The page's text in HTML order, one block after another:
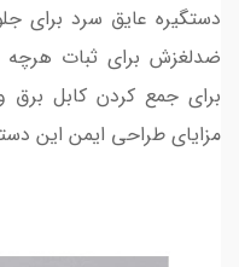
دستگیره عایق سرد برای
ضد‌لغزش برای ثبات هرچه
برای جمع کردن کابل برق
مزایای طراحی ایمن این